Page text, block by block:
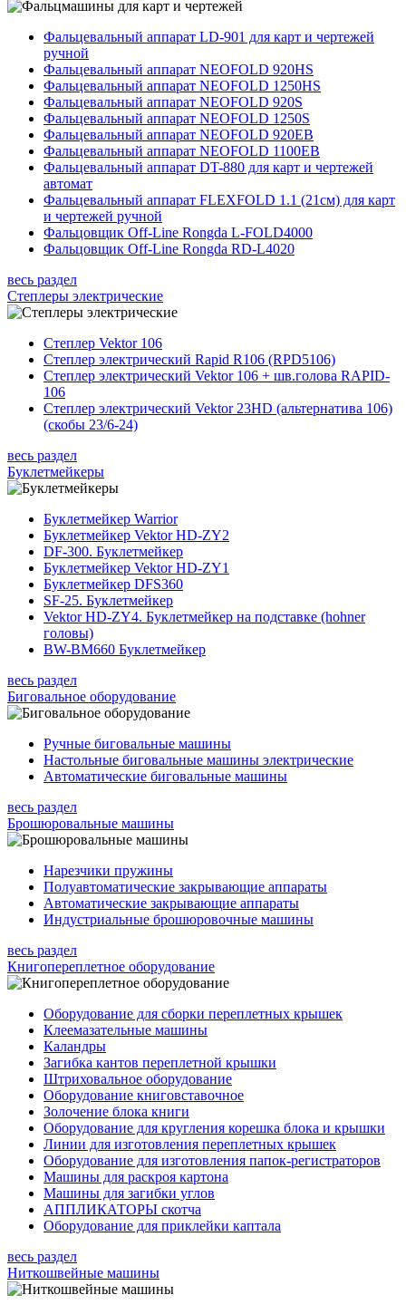
Фальцевальный аппарат LD-901 для карт и чертежей
ручной
Фальцевальный аппарат NEOFOLD 920HS
Фальцевальный аппарат NEOFOLD 1250HS
Фальцевальный аппарат NEOFOLD 920S
Фальцевальный аппарат NEOFOLD 1250S
Фальцевальный аппарат NEOFOLD 920EB
Фальцевальный аппарат NEOFOLD 1100EB
Фальцевальный аппарат DT-880 для карт и чертежей
автомат
Фальцевальный аппарат FLEXFOLD 1.1 (21см) для карт
и чертежей ручной
Фальцовщик Off-Line Rongda L-FOLD4000
Фальцовщик Off-Line Rongda RD-L4020
весь раздел
Степлеры электрические
Степлер Vektor 106
Степлер электрический Rapid R106 (RPD5106)
Степлер электрический Vektor 106 + шв.голова RAPID-
106
Степлер электрический Vektor 23HD (альтернатива 106)
(скобы 23/6-24)
весь раздел
Буклетмейкеры
Буклетмейкер Warrior
Буклетмейкер Vektor HD-ZY2
DF-300. Буклетмейкер
Буклетмейкер Vektor HD-ZY1
Буклетмейкер DFS360
SF-25. Буклетмейкер
Vektor HD-ZY4. Буклетмейкер на подставке (hohner
головы)
BW-BM660 Буклетмейкер
весь раздел
Биговальное оборудование
Ручные биговальные машины
Настольные биговальные машины электрические
Автоматические биговальные машины
весь раздел
Брошюровальные машины
Нарезчики пружины
Полуавтоматические закрывающие аппараты
Автоматические закрывающие аппараты
Индустриальные брошюровочные машины
весь раздел
Книгопереплетное оборудование
Оборудование для сборки переплетных крышек
Клеемазательные машины
Каландры
Загибка кантов переплетной крышки
Штриховальное оборудование
Оборудование книговставочное
Золочение блока книги
Оборудование для кругления корешка блока и крышки
Линии для изготовления переплетных крышек
Оборудование для изготовления папок-регистраторов
Машины для раскроя картона
Машины для загибки углов
АППЛИКАТОРЫ скотча
Оборудование для приклейки каптала
весь раздел
Ниткошвейные машины